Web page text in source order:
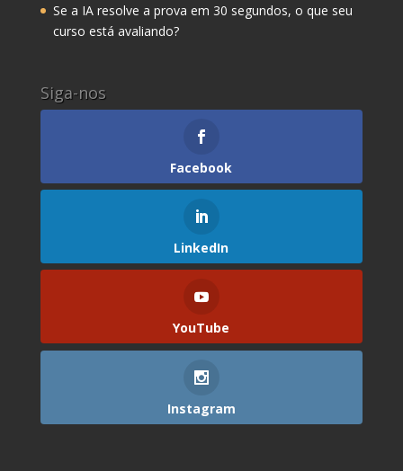
Se a IA resolve a prova em 30 segundos, o que seu
curso está avaliando?
Siga-nos
Facebook
LinkedIn
YouTube
Instagram